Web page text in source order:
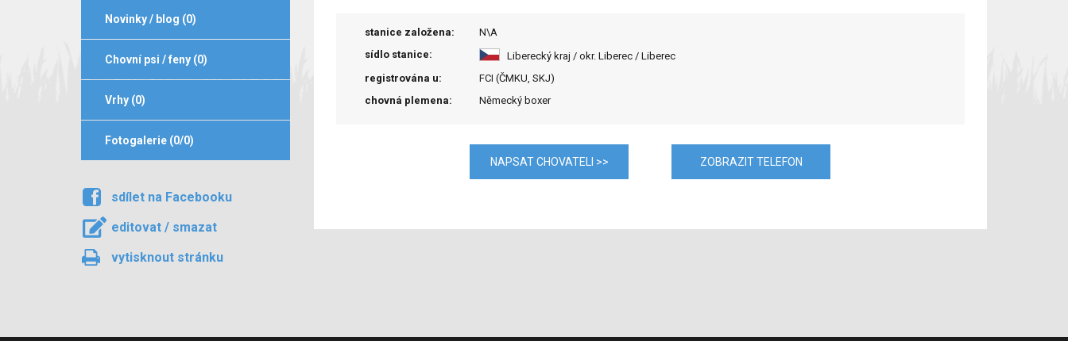
Novinky / blog (0)
Chovní psi / feny (0)
Vrhy (0)
Fotogalerie (0/0)
sdílet na Facebooku
editovat / smazat
vytisknout stránku
stanice založena:
N\A
sídlo stanice:
Liberecký kraj / okr. Liberec / Liberec
registrována u:
FCI (ČMKU, SKJ)
chovná plemena:
Německý boxer
NAPSAT CHOVATELI >> ZOBRAZIT TELEFON